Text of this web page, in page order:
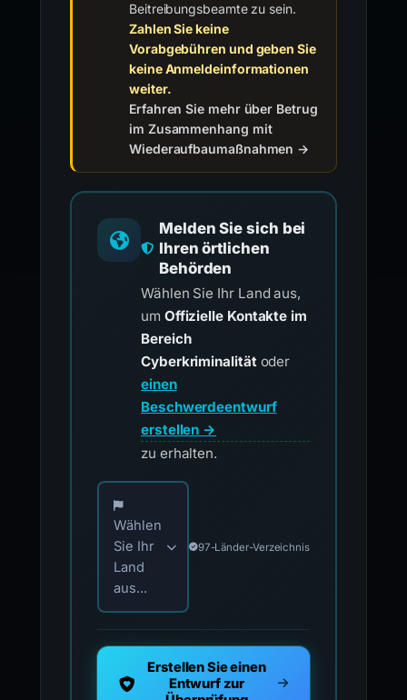
Beitreibungsbeamte zu sein.
Zahlen Sie keine
Vorabgebühren und geben Sie
keine Anmeldeinformationen
weiter.
Erfahren Sie mehr über Betrug
im Zusammenhang mit
Wiederaufbaumaßnahmen →
Melden Sie sich bei
Ihren örtlichen
Behörden
Wählen Sie Ihr Land aus,
um Offizielle Kontakte im
Bereich
Cyberkriminalitätoder
einen
Beschwerdeentwurf
erstellen →
zu erhalten.
Wählen Sie Ihr Land für offizielle
Wählen
Sie Ihr
Land
aus...
97-Länder-Verzeichnis
Erstellen Sie einen
Entwurf zur